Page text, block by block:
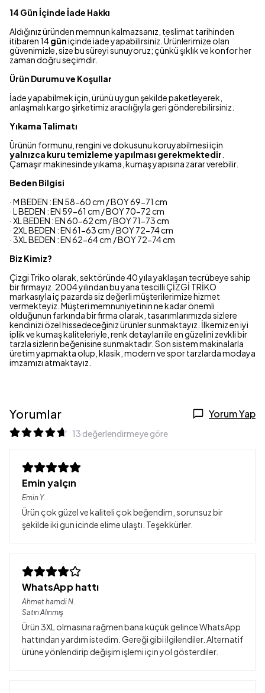
14 Gün İçinde İade Hakkı
Aldığınız üründen memnun kalmazsanız, teslimat tarihinden
itibaren 14güniçinde iade yapabilirsiniz. Ürünlerimize olan
güvenimizle, size bu süreyi sunuyoruz; çünkü şıklık ve konfor her
zaman doğru seçimdir.
Ürün Durumu ve Koşullar
İade yapabilmek için, ürünü uygun şekilde paketleyerek,
anlaşmalı kargo şirketimiz aracılığıyla geri gönderebilirsiniz.
Yıkama Talimatı
Ürünün formunu, rengini ve dokusunu koruyabilmesi için
yalnızca kuru temizleme yapılması gerekmektedir
Çamaşır makinesinde yıkama, kumaş yapısına zarar verebilir.
Beden Bilgisi
· M BEDEN : EN 58-60 cm / BOY 69-71 cm
· L BEDEN : EN 59-61 cm / BOY 70-72 cm
· XL BEDEN : EN 60-62 cm / BOY 71-73 cm
· 2XL BEDEN : EN 61-63 cm / BOY 72-74 cm
· 3XL BEDEN : EN 62-64 cm / BOY 72-74 cm
Biz Kimiz?
Çizgi Triko olarak, sektöründe 40 yıla yaklaşan tecrübeye sahip
bir firmayız. 2004 yılından bu yana tescilli ÇİZGİ TRİKO
markasıyla iç pazarda siz değerli müşterilerimize hizmet
vermekteyiz. Müşteri memnuniyetinin ne kadar önemli
olduğunun farkında bir firma olarak, tasarımlarımızda sizlere
kendinizi özel hissedeceğiniz ürünler sunmaktayız. İlkemiz en iyi
iplik ve kumaş kaliteleriyle, renk detayları ile en güzelini zevkli bir
tarzla sizlerin beğenisine sunmaktadır. Son sistem makinalarla
üretim yapmakta olup, klasik, modern ve spor tarzlarda modaya
imzamızı atmaktayız.
Yorumlar Yorum Yap
13 değerlendirmeye göre
Emin yalçın
Emin Y.
Ürün çok güzel ve kaliteli çok beğendim, sorunsuz bir
şekilde iki gun icinde elime ulaştı. Teşekkürler.
WhatsApp hattı
Ahmet hamdiN.
Satın Alınmış
Ürün 3XL olmasına rağmen bana küçük gelince WhatsApp
hattından yardım istedim. Gereği gibi ilgilendiler. Alternatif
ürüne yönlendirip değişim işlemi için yol gösterdiler.